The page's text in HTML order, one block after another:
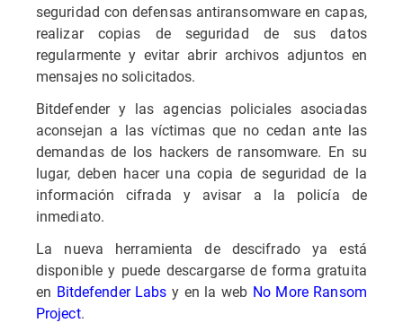
seguridad con defensas antiransomware en capas,
realizar copias de seguridad de sus datos
regularmente y evitar abrir archivos adjuntos en
mensajes no solicitados.
Bitdefender y las agencias policiales asociadas
aconsejan a las víctimas que no cedan ante las
demandas de los hackers de ransomware. En su
lugar, deben hacer una copia de seguridad de la
información cifrada y avisar a la policía de
inmediato.
La nueva herramienta de descifrado ya está
disponible y puede descargarse de forma gratuita
en Bitdefender Labs y en la web No More Ransom
Project.